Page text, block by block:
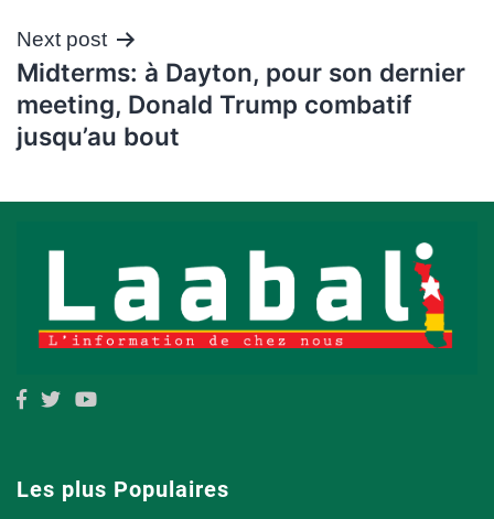
Next post
Midterms: à Dayton, pour son dernier
meeting, Donald Trump combatif
jusqu’au bout
Les plus Populaires